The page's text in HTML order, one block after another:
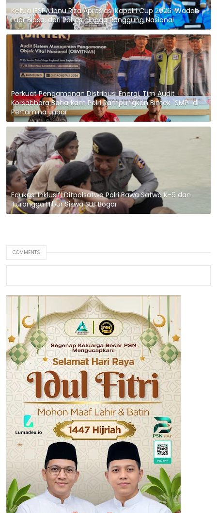
Ketua IESPA Ibnu Riza Apresiasi Kapolri Cup 2026: Wadah
Luar Biasa, dari Polres hingga Panggung Nasional
Perkuat Pengamanan Distribusi Energi, Tim Audit
Korsabhara Baharkam Polri Rampungkan Bintek "SMP" di
Pertamina Jabar
Edukasi Inklusif, Ditpolsatwa Polri Bawa Satwa K-9 dan
Turangga Hibur Siswa SLB Bogor
COMMENTS